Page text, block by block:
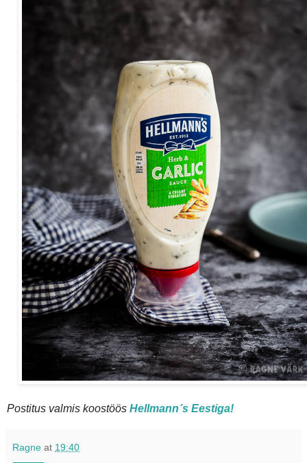
Postitus valmis koostöös Hellmann´s Eestiga!
Ragne at 19:40